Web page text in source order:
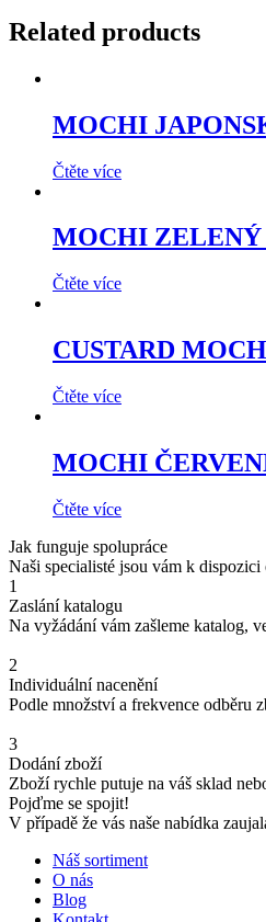
Related products
MOCHI
Čtěte více
MOCHI ZELENÝ
Čtěte více
CUSTARD
Čtěte více
MOCHI
Čtěte více
Jak funguje spolupráce
Naši specialisté jsou vám k
1
Zaslání katalogu
Na vyžádání vám zašleme katalog,
2
Individuální nacenění
Podle množství a frekvence odběru
3
Dodání zboží
Zboží rychle putuje na váš sklad
Pojďme se spojit!
V případě že vás naše nabídka
Náš sortiment
O nás
Blog